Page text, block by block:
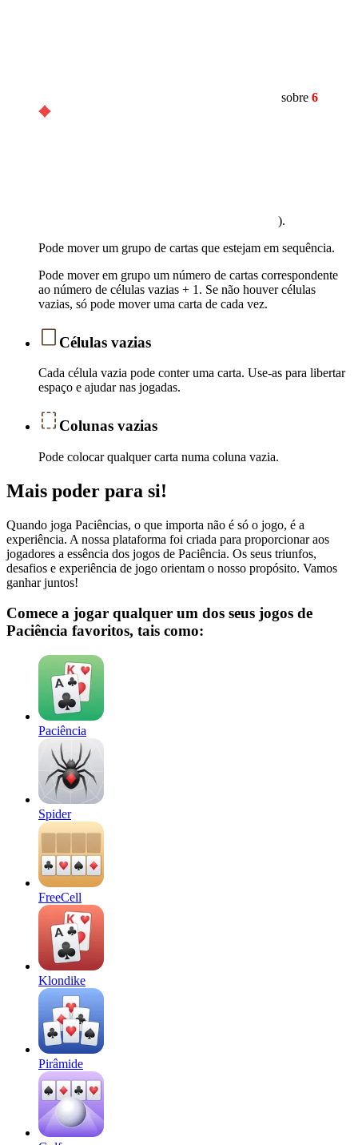
sobre 6
).
Pode mover um grupo de cartas que estejam em sequência.
Pode mover em grupo um número de cartas correspondente
ao número de células vazias + 1. Se não houver células
vazias, só pode mover uma carta de cada vez.
Células vazias
Cada célula vazia pode conter uma carta. Use-as para libertar
espaço e ajudar nas jogadas.
Colunas vazias
Pode colocar qualquer carta numa coluna vazia.
Mais poder para si!
Quando joga Paciências, o que importa não é só o jogo, é a
experiência. A nossa plataforma foi criada para proporcionar aos
jogadores a essência dos jogos de Paciência. Os seus triunfos,
desafios e experiência de jogo orientam o nosso propósito. Vamos
ganhar juntos!
Comece a jogar qualquer um dos seus jogos de
Paciência favoritos, tais como:
Paciência
Spider
FreeCell
Klondike
Pirâmide